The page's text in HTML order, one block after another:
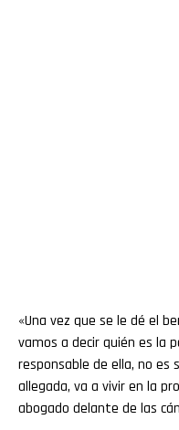
«Una vez que se le dé el
vamos a decir quién es la
responsable de ella, no es
allegada, va a vivir en la
abogado delante de las